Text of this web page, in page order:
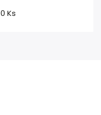
0 Ks